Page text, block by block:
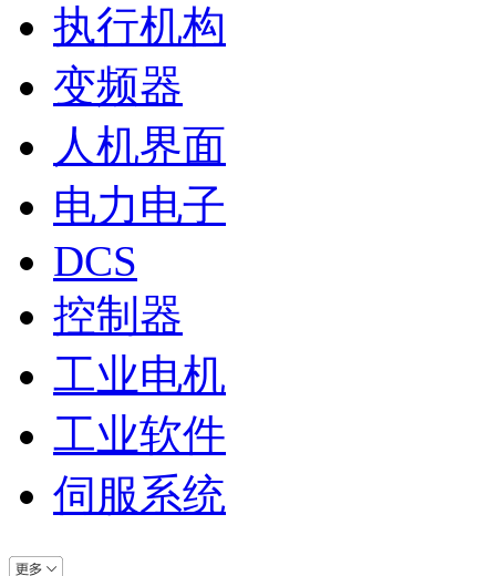
执行机构
变频器
人机界面
电力电子
DCS
控制器
工业电机
工业软件
伺服系统